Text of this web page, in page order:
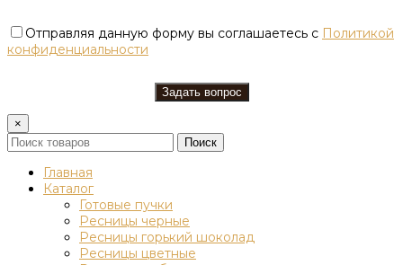
Отправляя данную форму вы соглашаетесь с Политикой
конфиденциальности
×
Поиск
Главная
Каталог
Готовые пучки
Ресницы черные
Ресницы горький шоколад
Ресницы цветные